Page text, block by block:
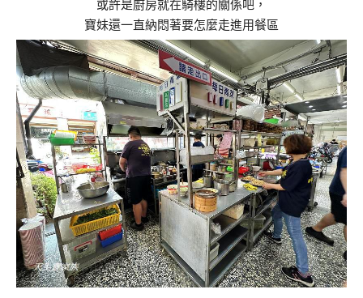
或許是廚房就在騎樓的關係吧，
寶妹還一直納悶著要怎麼走進用餐區